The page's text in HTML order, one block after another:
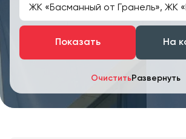
ОчиститьРазвернуть
ЖК «Басманный от Гранель», ЖК
Показать На